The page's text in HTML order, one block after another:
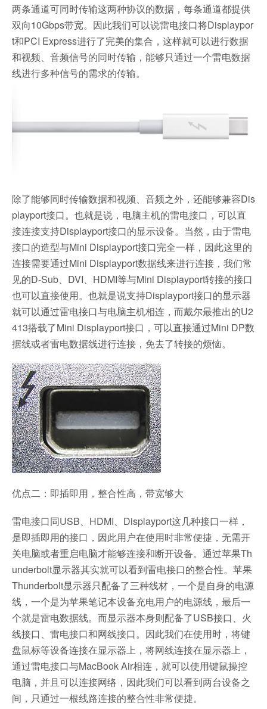
两条通道可同时传输这两种协议的数据，每条通道都提供
双向10Gbps带宽。因此我们可以说雷电接口将Displaypor
t和PCI Express进行了完美的集合，这样就可以进行数据
和视频、音频信号的同时传输，能够只通过一个雷电数据
线进行多种信号的需求的传输。
除了能够同时传输数据和视频、音频之外，还能够兼容Dis
playport接口。也就是说，电脑主机的雷电接口，可以直
接连接支持Displayport接口的显示设备。当然，由于雷电
接口的造型与Mini Displayport接口完全一样，因此这里的
连接需要通过Mini Displayport数据线来进行连接，我们常
见的D-Sub、DVI、HDMI等与Mini Displayport转接的接口
也可以直接使用。也就是说支持Displayport接口的显示器
就可以通过雷电接口与电脑主机相连，而戴尔最推出的U2
413搭载了Mini Displayport接口，可以直接通过Mini DP数
据线或者雷电数据线进行连接，免去了转接的烦恼。
优点二：即插即用，整合性高，带宽够大
雷电接口同USB、HDMI、Displayport这几种接口一样，
是即插即用的接口，因此用户在使用时非常便捷，无需开
关电脑或者重启电脑才能够连接和断开设备。通过苹果Th
underbolt显示器其实就可以看到雷电接口的整合性。苹果
Thunderbolt显示器只配备了三种线材，一个是自身的电源
线，一个是为苹果笔记本设备充电用户的电源线，最后一
个就是雷电数据线。而显示器本身则配备了USB接口、火
线接口、雷电接口和网线接口。因此我们在使用时，将键
盘鼠标等设备连接在显示器上，将网线连接在显示器上，
通过雷电接口与MacBook Air相连，就可以使用键鼠操控
电脑，并且可以连接网络，因此我们可以看到两台设备之
间，只通过一根线路连接的整合性非常便捷。